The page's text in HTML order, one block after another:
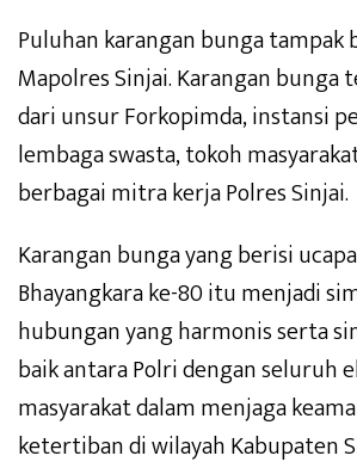
Puluhan karangan bunga tampak
Mapolres Sinjai. Karangan bunga
dari unsur Forkopimda, instansi
lembaga swasta, tokoh
berbagai mitra kerja Polres Sinjai.
Karangan bunga yang berisi
Bhayangkara ke-80 itu menjadi
hubungan yang harmonis serta
baik antara Polri dengan seluruh
masyarakat dalam menjaga
ketertiban di wilayah Kabupaten